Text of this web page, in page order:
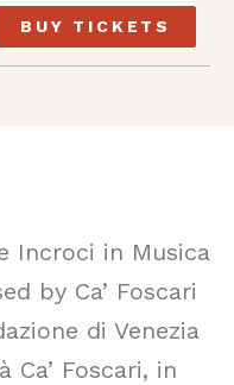
BUY TICKETS
Incroci in Musica
by Ca’ Foscari
di Venezia
Ca’ Foscari, in